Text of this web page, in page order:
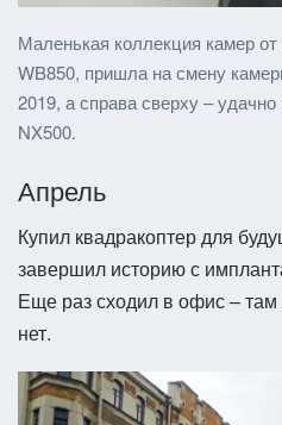
Маленькая коллекция камер
WB850, пришла на смену
2019, а справа сверху –
NX500.
Апрель
Купил квадракоптер для
завершил историю с
Еще раз сходил в офис – там
нет.